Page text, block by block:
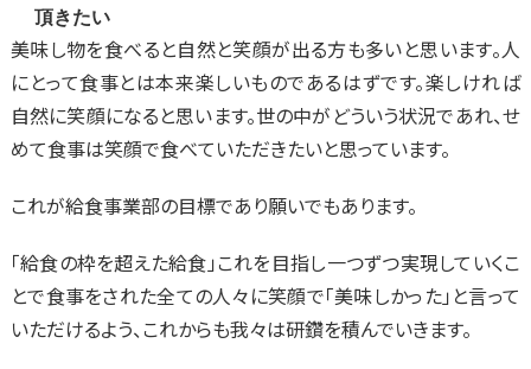
頂きたい
美味し物を食べると自然と笑顔が出る方も多いと思います。人
にとって食事とは本来楽しいものであるはずです。楽しければ
自然に笑顔になると思います。世の中がどういう状況であれ、せ
めて食事は笑顔で食べていただきたいと思っています。
これが給食事業部の目標であり願いでもあります。
「給食の枠を超えた給食」これを目指し一つずつ実現していくこ
とで食事をされた全ての人々に笑顔で「美味しかった」と言って
いただけるよう、これからも我々は研鑽を積んでいきます。